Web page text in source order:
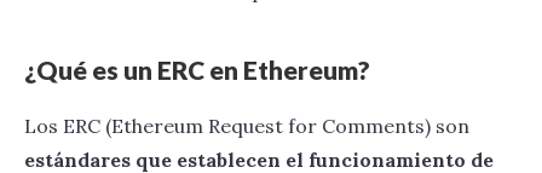
¿Qué es un ERC en Ethereum?
Los ERC (Ethereum Request for Comments) son
estándares que establecen el funcionamiento de